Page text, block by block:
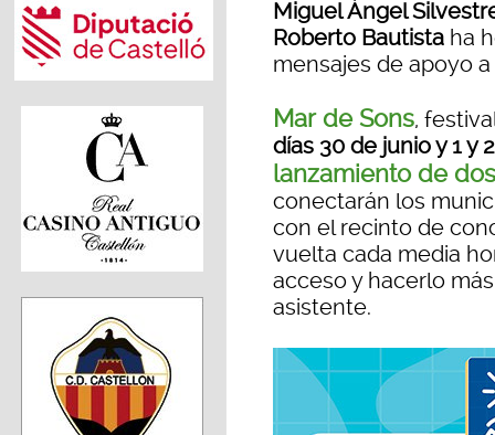
Miguel Ángel
Roberto Bautista ha
mensajes de apoyo
Mar de Sons,
días 30 de junio y 1 y
lanzamiento de
conectarán los
con el recinto de
vuelta cada media
acceso y hacerlo
asistente.